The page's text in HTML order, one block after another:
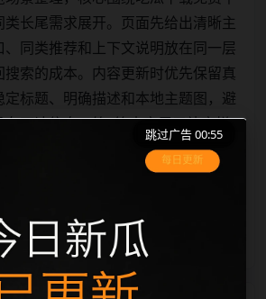
类长尾需求展开。页面先给出清晰主
、同类推荐和上下文说明放在同一层
搜索的成本。内容更新时优先保留真
定标题、明确描述和本地主题图，避
有可读信息。第3篇内容用于补齐栏
sitemap、栏目页、首页推荐形成更
图片说明统一绑定站点主关键词、栏
跳过广告 00:55